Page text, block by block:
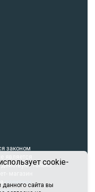
cookie-
данного сайта вы
законом
только
магазин
политики